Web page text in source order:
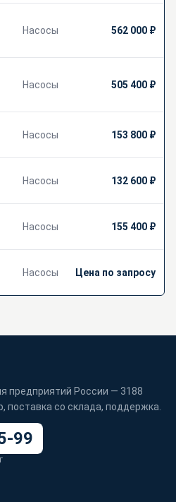
Насосы 562 000 ₽
Насосы 505 400 ₽
Насосы 153 800 ₽
Насосы 132 600 ₽
Насосы 155 400 ₽
Насосы Цена по запросу
предприятий России — 3188
поставка со склада, поддержка.
99